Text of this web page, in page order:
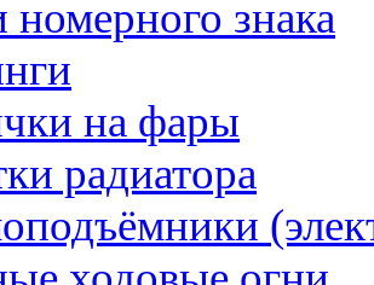
номерного знака
на фары
радиатора